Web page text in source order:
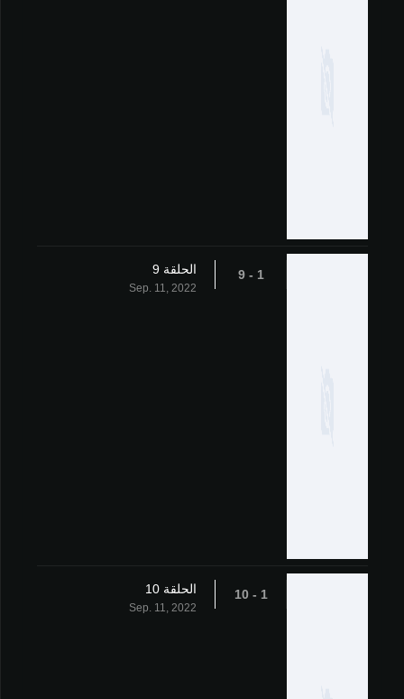
1 - 9 الحلقة 9
Sep. 11, 2022
1 - 10 الحلقة 10
Sep. 11, 2022